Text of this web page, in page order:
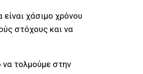
χάσιμο χρόνου
στόχους και να
να τολμούμε στην